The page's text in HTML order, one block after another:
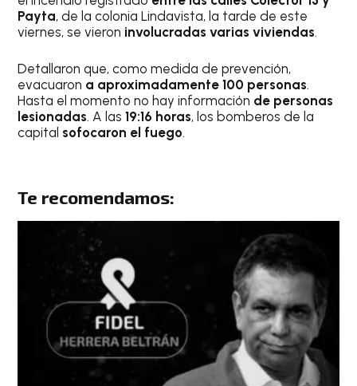
Payta, de la colonia Lindavista, la tarde de este
viernes, se vieron involucradas varias viviendas.
Detallaron que, como medida de prevención,
evacuaron a aproximadamente 100 personas.
Hasta el momento no hay información de personas
lesionadas. A las19:16 horas, los bomberos de la
capital sofocaron el fuego.
Te recomendamos: